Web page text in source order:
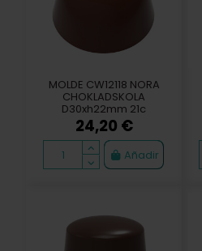
MOLDE CW12118 NORA
CHOKLADSKOLA
D30xh22mm 21c
24,20 €
Añadir